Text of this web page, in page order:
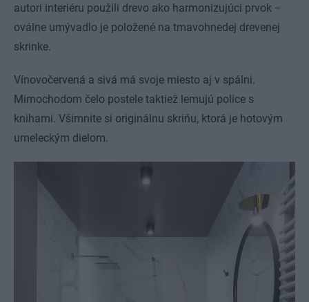
autori interiéru použili drevo ako harmonizujúci prvok –
oválne umývadlo je položené na tmavohnedej drevenej
skrinke.
Vínovočervená a sivá má svoje miesto aj v spálni.
Mimochodom čelo postele taktiež lemujú police s
knihami. Všimnite si originálnu skriňu, ktorá je hotovým
umeleckým dielom.